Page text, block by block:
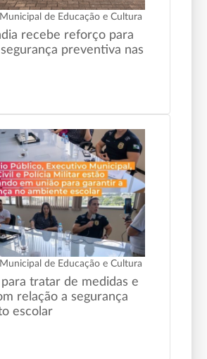
de Educação e Cultura
recebe reforço para
preventiva nas
de Educação e Cultura
para tratar de medidas e
relação a segurança
escolar